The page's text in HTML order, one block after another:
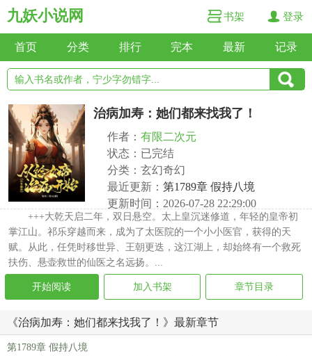
九妖小说网 书架 登录
首页 分类 排行 完本 最新 记录
治病加寿：她们都来找我了！
作者： 有限二次元
状态：已完结
分类：玄幻奇幻
最近更新： 第1789章 假持八境
更新时间：2026-07-28 22:29:00
+++大乾天启二年，双日悬空。太上皇沉迷修道，年轻的皇帝初
掌江山。祁乐穿越而来，成为了太医院的一个小小医官，获得的天
赋。从此，任凭时移世异、王朝更迭，这江湖上，却始终有一个救死
扶伤、悬壶救世的仙医之名远扬。...
开始阅读 加入书架 章节目录
《治病加寿：她们都来找我了！》最新章节
第1789章 假持八境